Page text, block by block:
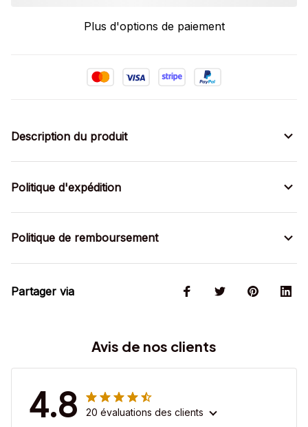
Plus d'options de paiement
Description du produit
Politique d'expédition
Politique de remboursement
Partager via
Avis de nos clients
4.8 20 évaluations des clients